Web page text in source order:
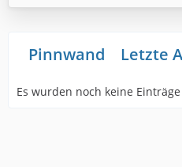
Pinnwand Letzte
Es wurden noch keine